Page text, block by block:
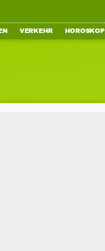
VERKEHR HOROSKOP